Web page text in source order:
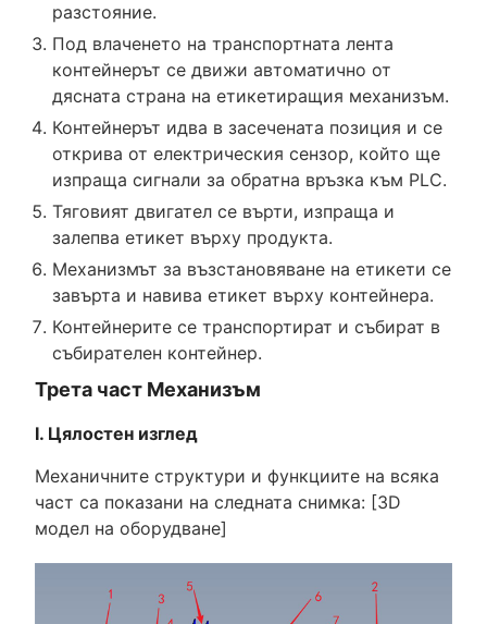
разстояние.
Под влаченето на транспортната лента
контейнерът се движи автоматично от
дясната страна на етикетиращия механизъм.
Контейнерът идва в засечената позиция и се
открива от електрическия сензор, който ще
изпраща сигнали за обратна връзка към PLC.
Тяговият двигател се върти, изпраща и
залепва етикет върху продукта.
Механизмът за възстановяване на етикети се
завърта и навива етикет върху контейнера.
Контейнерите се транспортират и събират в
събирателен контейнер.
Трета част Механизъм
I. Цялостен изглед
Механичните структури и функциите на всяка
част са показани на следната снимка: [3D
модел на оборудване]